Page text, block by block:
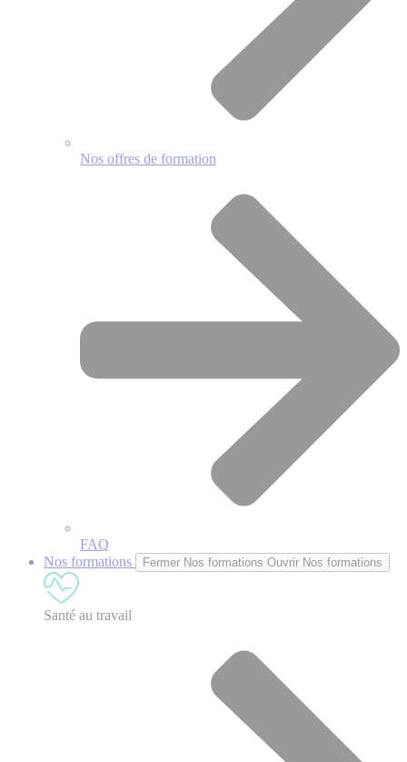
Nos offres de formation
FAQ
Nos formations
Fermer Nos formations Ouvrir Nos formations
Santé au travail